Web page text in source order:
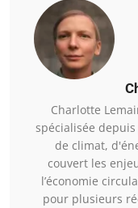
Charlotte
spécialisée
de climat,
couvert les
l’économie
pour plusieurs